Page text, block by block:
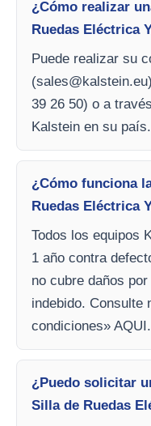
¿Cómo realizar
Ruedas Eléctrica
Puede realizar su
(sales@kalstein.eu
39 26 50) o a
Kalstein en su país.
¿Cómo funciona
Ruedas Eléctrica
Todos los equipos
1 año contra
no cubre daños
indebido. Consulte
condiciones» AQUI.
¿Puedo solicitar
Silla de Ruedas